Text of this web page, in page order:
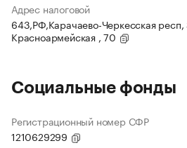
Адрес налоговой
643,РФ,Карачаево-Черкесская
Красноармейская , 70
Социальные фонды
Регистрационный номер СФР
1210629299